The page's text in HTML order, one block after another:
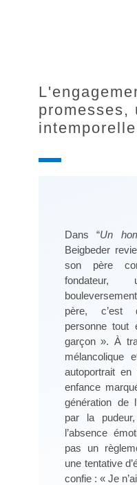
promesses,
intemporelle
Dans “Un
Beigbeder
son père
père, c’est
personne tout
garçon ». À
mélancolique
autoportrait en
enfance
génération de
par la
l’absence
pas un
une tentative
confie : « Je